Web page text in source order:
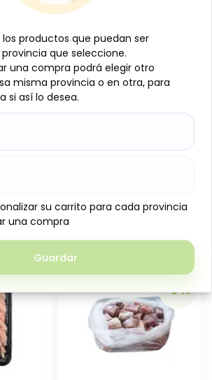
Jacas
-5 %
productos que puedan ser
que seleccione.
una compra podrá elegir otro
misma provincia o en otra, para
si así lo desea.
su carrito para cada provincia
una compra
Guardar
productos que puedan ser
que seleccione.
una compra podrá elegir otro
misma provincia o en otra, para
si así lo desea.
su carrito para cada provincia
una compra
Guardar